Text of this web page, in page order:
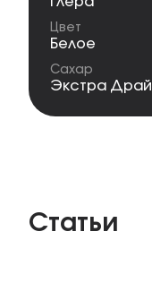
Цвет
Белое
Сахар
Экстра Драй
Статьи